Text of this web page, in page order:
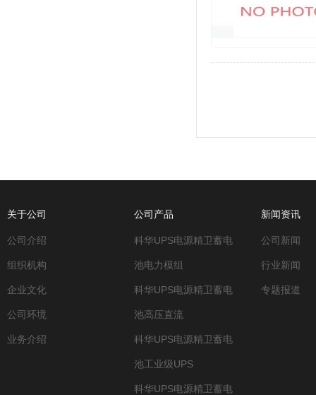
关于公司
公司介绍
组织机构
企业文化
公司环境
业务介绍
公司产品
科华UPS电源精卫蓄电
池电力模组
科华UPS电源精卫蓄电
池高压直流
科华UPS电源精卫蓄电
池工业级UPS
科华UPS电源精卫蓄电
新闻资讯
公司新闻
行业新闻
专题报道